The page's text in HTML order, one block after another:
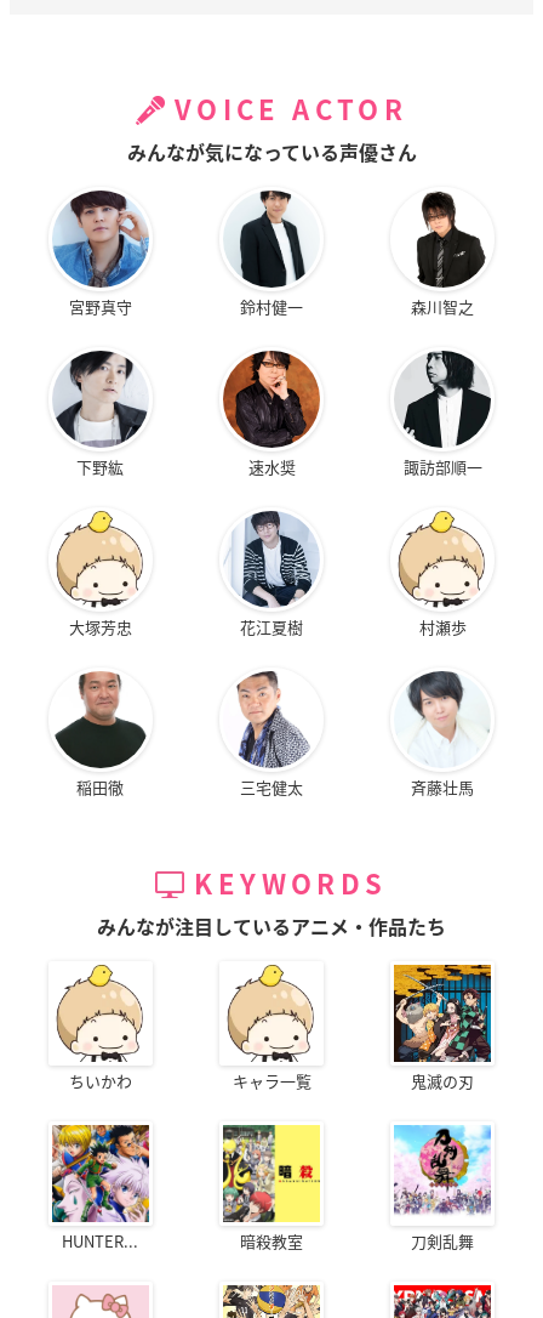
VOICE ACTOR
みんなが気になっている声優さん
宮野真守 鈴村健一 森川智之
下野紘 速水奨 諏訪部順一
大塚芳忠 花江夏樹 村瀬歩
稲田徹 三宅健太 斉藤壮馬
KEYWORDS
みんなが注目しているアニメ・作品たち
ちいかわ キャラ一覧 鬼滅の刃
HUNTER... 暗殺教室 刀剣乱舞